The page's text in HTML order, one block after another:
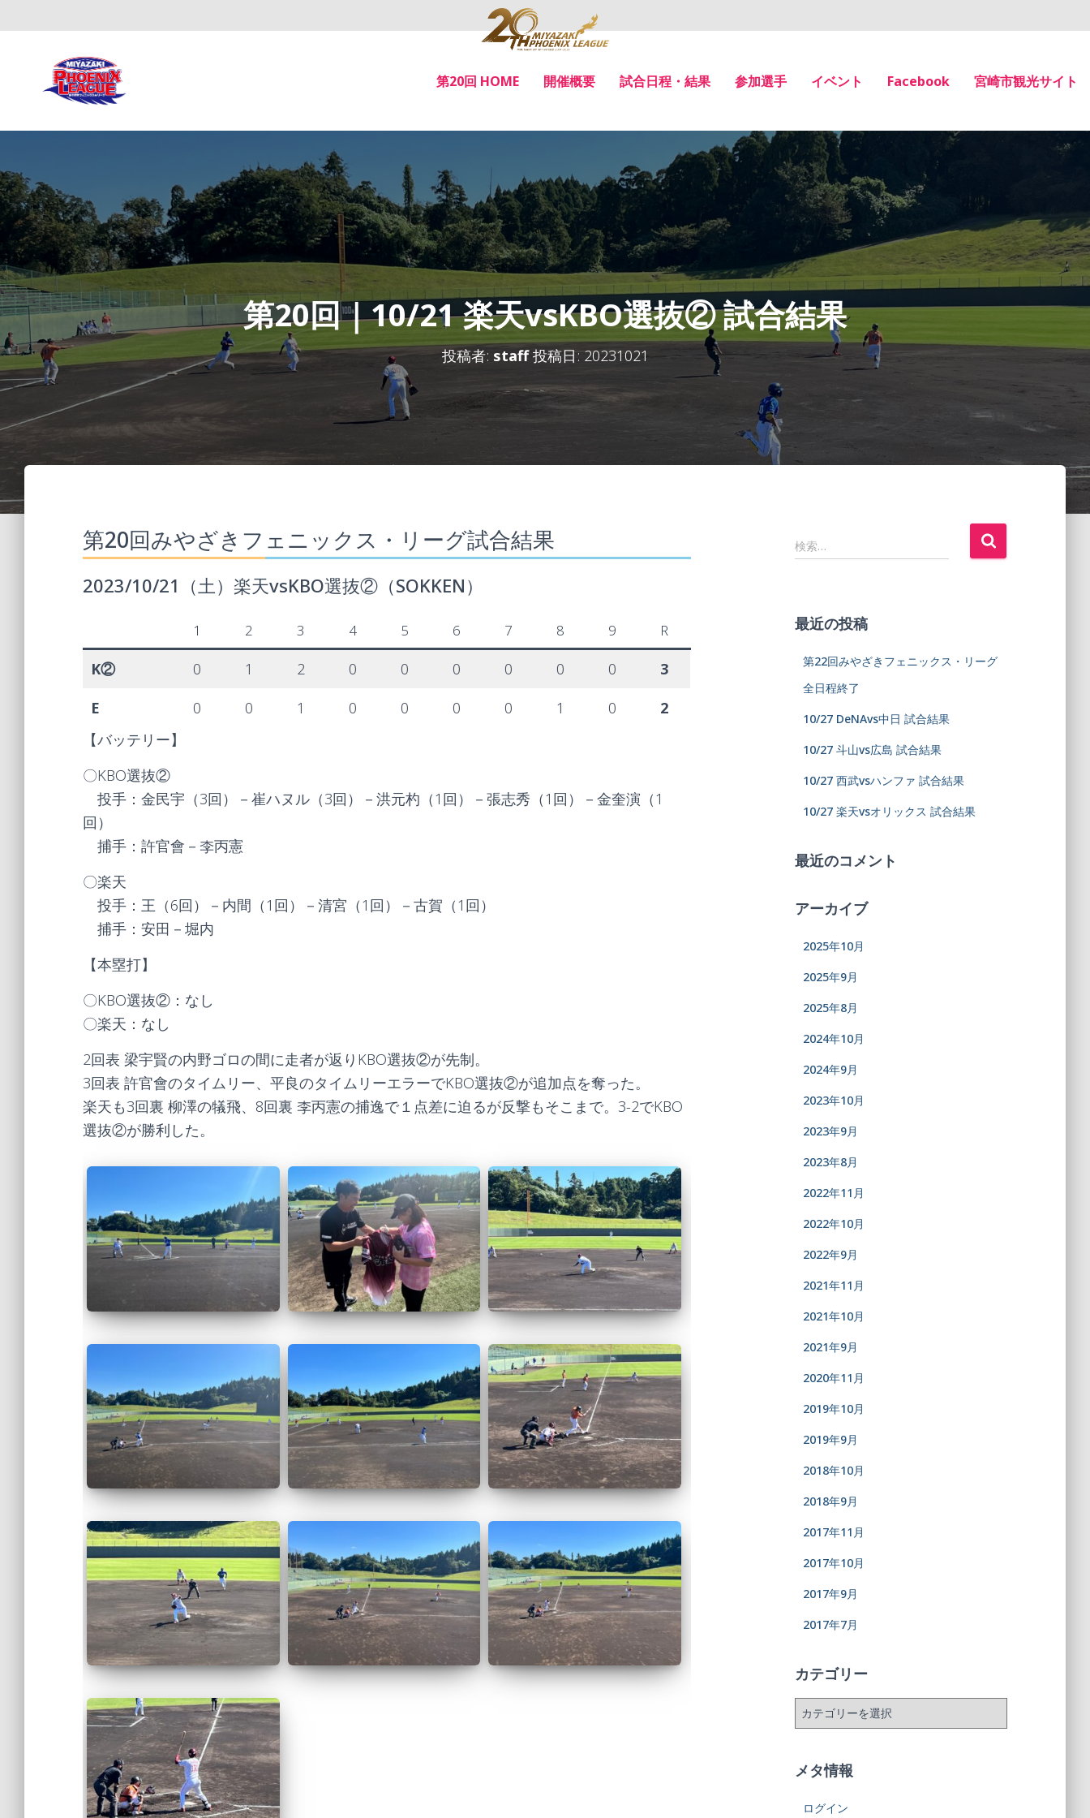
第20回 HOME 開催概要 試合日程・結果 参加選手 イベント Facebook 宮崎市観光サイト
第20回｜10/21 楽天vsKBO選抜② 試合結果
投稿者: staff投稿日: 20231021
第20回みやざきフェニックス・リーグ試合結果
2023/10/21（土）楽天vsKBO選抜②（SOKKEN）
1 2 3 4 5 6 7 8 9 R
K② 0 1 2 0 0 0 0 0 0
3
E
0 0 1 0 0 0 0 1 0
2
【バッテリー】
〇KBO選抜②
投手：金民宇（3回）－崔ハヌル（3回）－洪元杓（1回）－張志秀（1回）－金奎演（1
回）
捕手：許官會－李丙憲
〇楽天
投手：王（6回）－内間（1回）－清宮（1回）－古賀（1回）
捕手：安田－堀内
【本塁打】
〇KBO選抜②：なし
〇楽天：なし
2回表 梁宇賢の内野ゴロの間に走者が返りKBO選抜②が先制。
3回表 許官會のタイムリー、平良のタイムリーエラーでKBO選抜②が追加点を奪った。
楽天も3回裏 柳澤の犠飛、8回裏 李丙憲の捕逸で１点差に迫るが反撃もそこまで。3-2でKBO
選抜②が勝利した。
検索…
最近の投稿
第22回みやざきフェニックス・リーグ
全日程終了
10/27 DeNAvs中日 試合結果
10/27 斗山vs広島 試合結果
10/27 西武vsハンファ 試合結果
10/27 楽天vsオリックス 試合結果
最近のコメント
アーカイブ
2025年10月
2025年9月
2025年8月
2024年10月
2024年9月
2023年10月
2023年9月
2023年8月
2022年11月
2022年10月
2022年9月
2021年11月
2021年10月
2021年9月
2020年11月
2019年10月
2019年9月
2018年10月
2018年9月
2017年11月
2017年10月
2017年9月
2017年7月
カテゴリー
メタ情報
ログイン